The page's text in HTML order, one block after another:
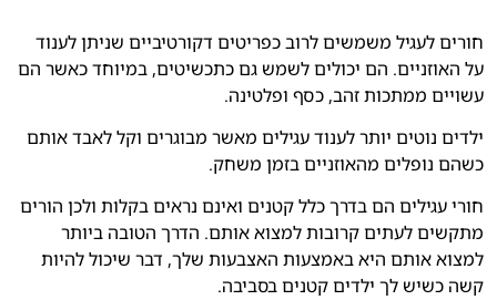
חורים לעגיל משמשים לרוב כפריטים דקורטיביים שניתן לענוד
על האוזניים. הם יכולים לשמש גם כתכשיטים, במיוחד כאשר הם
עשויים ממתכות זהב, כסף ופלטינה.
ילדים נוטים יותר לענוד עגילים מאשר מבוגרים וקל לאבד אותם
כשהם נופלים מהאוזניים בזמן משחק.
חורי עגילים הם בדרך כלל קטנים ואינם נראים בקלות ולכן הורים
מתקשים לעתים קרובות למצוא אותם. הדרך הטובה ביותר
למצוא אותם היא באמצעות האצבעות שלך, דבר שיכול להיות
קשה כשיש לך ילדים קטנים בסביבה.